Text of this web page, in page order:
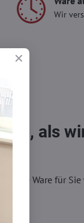
Wir
als
die Ware für